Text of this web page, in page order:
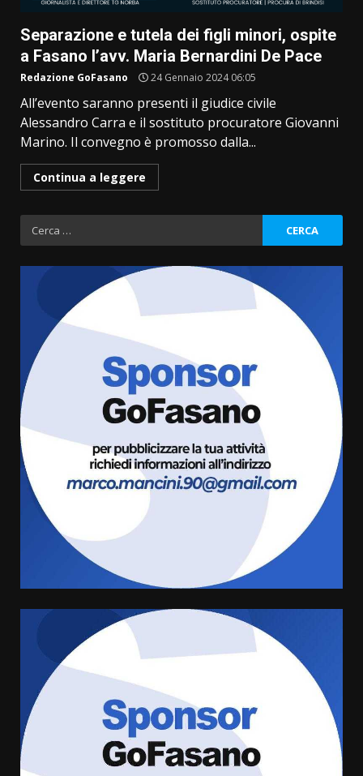
Separazione e tutela dei figli minori, ospite
a Fasano l’avv. Maria Bernardini De Pace
Redazione GoFasano 24 Gennaio 2024 06:05
All’evento saranno presenti il giudice civile
Alessandro Carra e il sostituto procuratore Giovanni
Marino. Il convegno è promosso dalla...
Continua a leggere
Ricerca
per:
3
Grazia Neglia, coordinatrice
cittadina di Fratelli d’Italia,
comunale
6 Agosto 2026 08:00
Cura dei beni comuni e
cittadinanza attiva: online
l’avviso per la gestione
condivisa della Villetta di
Laureto
6 Agosto 2026 06:20
La magia del Minareto e la prima
assoluta de “L’Albergo
Belvedere. Il rapimento”
Serie D, l’Us Fasano è escluso
dal campionato
5 Agosto 2026 17:30
Truffatori in azione nelle
frazioni fasanesi
5 Agosto 2026 11:03